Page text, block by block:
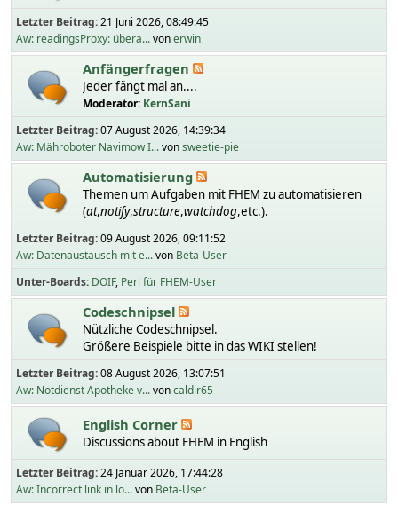
Letzter Beitrag:21 Juni 2026, 08:49:45
Aw: readingsProxy: übera...vonerwin
Anfängerfragen
Jeder fängt mal an....
Moderator: KernSani
Letzter Beitrag:07 August 2026, 14:39:34
Aw: Mähroboter Navimow I...vonsweetie-pie
Automatisierung
Themen um Aufgaben mit FHEM zu automatisieren
(at,notify,structure,watchdog,etc.).
Letzter Beitrag:09 August 2026, 09:11:52
Aw: Datenaustausch mit e...von Beta-User
Unter-Boards DOIF Perl für FHEM-User
Codeschnipsel
Nützliche Codeschnipsel.
Größere Beispiele bitte in das WIKI stellen!
Letzter Beitrag:08 August 2026, 13:07:51
Aw: Notdienst Apotheke v...voncaldir65
English Corner
Discussions about FHEM in English
Letzter Beitrag:24 Januar 2026, 17:44:28
Aw: Incorrect link in lo...von Beta-User